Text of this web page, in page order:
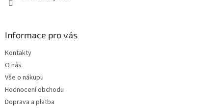
Informace pro vás
Kontakty
O nás
Vše o nákupu
Hodnocení obchodu
Doprava a platba